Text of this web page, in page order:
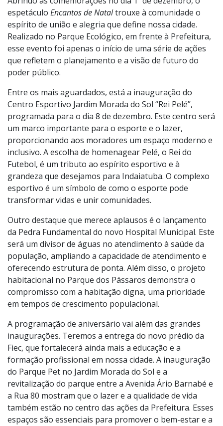
que simbolizam o desenvolvimento contínuo e o
compromisso com as necessidades de seus moradores.
Abrindo as comemorações no dia 1º de dezembro, o
espetáculoEncantos de Nataltrouxe à comunidade o
espírito de união e alegria que define nossa cidade.
Realizado no Parque Ecológico, em frente à Prefeitura,
que refletem o planejamento e a visão de futuro do
poder público.
Entre os mais aguardados, está a inauguração do
Centro Esportivo Jardim Morada do Sol “Rei Pelé”,
programada para o dia 8 de dezembro. Este centro será
um marco importante para o esporte e o lazer,
proporcionando aos moradores um espaço moderno e
inclusivo. A escolha de homenagear Pelé, o Rei do
Futebol, é um tributo ao espírito esportivo e à
esportivo é um símbolo de como o esporte pode
transformar vidas e unir comunidades.
Outro destaque que merece aplausos é o lançamento
da Pedra Fundamental do novo Hospital Municipal. Este
será um divisor de águas no atendimento à saúde da
população, ampliando a capacidade de atendimento e
oferecendo estrutura de ponta. Além disso, o projeto
compromisso com a habitação digna, uma prioridade
em tempos de crescimento populacional.
A programação de aniversário vai além das grandes
inaugurações. Teremos a entrega do novo prédio da
Fiec, que fortalecerá ainda mais a educação e a
formação profissional em nossa cidade. A inauguração
do Parque Pet no Jardim Morada do Sol e a
revitalização do parque entre a Avenida Ário Barnabé e